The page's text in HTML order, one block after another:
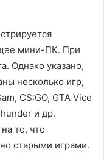
мини-ПК. При
Однако указано,
несколько игр,
CS:GO, GTA Vice
и др.
то, что
старыми играми.